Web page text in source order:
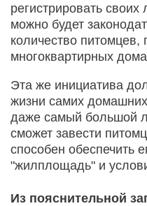
регистрировать
можно будет
количество
многоквартирных
Эта же инициатива
жизни самих
даже самый большой
сможет завести
способен обеспечить
"жилплощадь" и
Из пояснительной